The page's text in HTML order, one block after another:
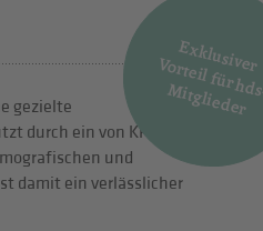
E
x
k
lu
sive
r V
o
rte
il fü
r h
d
s-
M
itg
lie
d
e
r
gezielte
durch ein von KPMG
und
damit ein verlässlicher